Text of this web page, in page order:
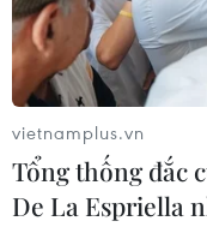
vietnamplus.vn
Tổng thống đắc
De La Espriella